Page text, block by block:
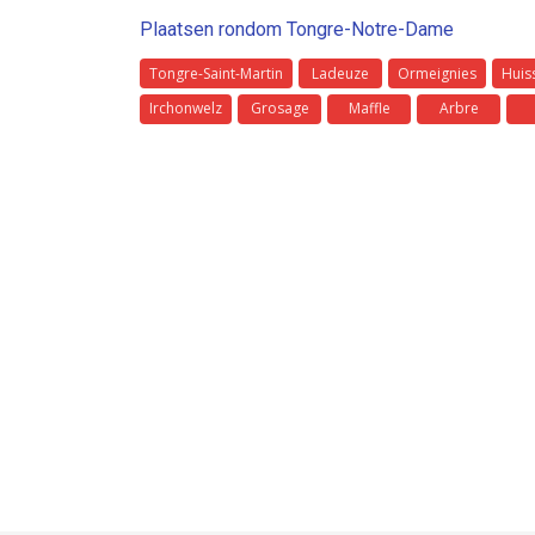
Plaatsen rondom Tongre-Notre-Dame
Tongre-Saint-Martin Ladeuze Ormeignies
Irchonwelz
Grosage Maffle Arbre